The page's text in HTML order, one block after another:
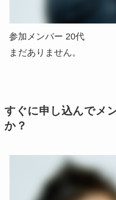
参加メンバー 20代
まだありません。
すぐに申し込んでメ
か？